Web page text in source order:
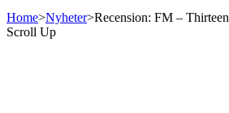
Home>Nyheter>Recension: FM – Thirteen
Scroll Up